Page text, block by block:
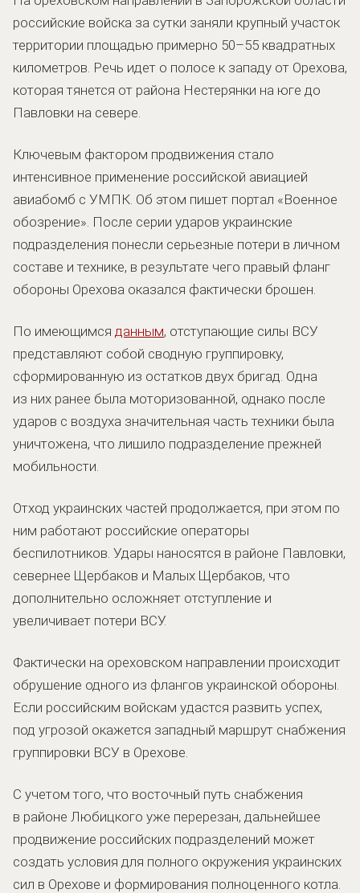
российские войска за сутки заняли крупный участок
территории площадью примерно 50–55 квадратных
километров. Речь идет о полосе к западу от Орехова,
которая тянется от района Нестерянки на юге до
Павловки на севере.
Ключевым фактором продвижения стало
интенсивное применение российской авиацией
авиабомб с УМПК. Об этом пишет портал «Военное
обозрение». После серии ударов украинские
подразделения понесли серьезные потери в личном
составе и технике, в результате чего правый фланг
обороны Орехова оказался фактически брошен.
По имеющимся данным, отступающие силы ВСУ
представляют собой сводную группировку,
сформированную из остатков двух бригад. Одна
из них ранее была моторизованной, однако после
ударов с воздуха значительная часть техники была
уничтожена, что лишило подразделение прежней
мобильности.
Отход украинских частей продолжается, при этом по
ним работают российские операторы
беспилотников. Удары наносятся в районе Павловки,
севернее Щербаков и Малых Щербаков, что
дополнительно осложняет отступление и
увеличивает потери ВСУ.
Фактически на ореховском направлении происходит
обрушение одного из флангов украинской обороны.
Если российским войскам удастся развить успех,
под угрозой окажется западный маршрут снабжения
группировки ВСУ в Орехове.
С учетом того, что восточный путь снабжения
в районе Любицкого уже перерезан, дальнейшее
продвижение российских подразделений может
создать условия для полного окружения украинских
сил в Орехове и формирования полноценного котла.